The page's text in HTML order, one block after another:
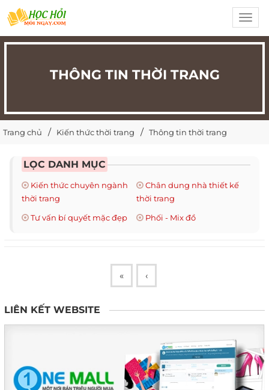
THÔNG TIN THỜI TRANG
Trang chủ Kiến thức thời trang Thông tin thời trang
LỌC DANH MỤC
Kiến thức chuyên ngành
thời trang
Chân dung nhà thiết kế
thời trang
Tư vấn bí quyết mặc đẹp
Phối - Mix đồ
« ‹
LIÊN KẾT WEBSITE